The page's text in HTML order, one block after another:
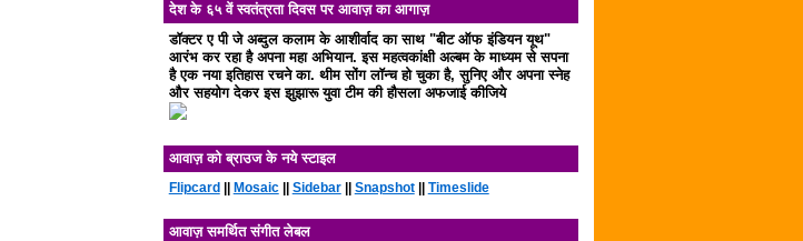
देश के ६५ वें स्वतंत्रता दिवस पर आवाज़ का आगाज़
डॉक्टर ए पी जे अब्दुल कलाम के आशीर्वाद का साथ "बीट ऑफ इंडियन यूथ"
आरंभ कर रहा है अपना महा अभियान. इस महत्वकांक्षी अल्बम के माध्यम से सपना
है एक नया इतिहास रचने का. थीम सोंग लॉन्च हो चुका है, सुनिए और अपना स्नेह
और सहयोग देकर इस झुझारू युवा टीम की हौसला अफजाई कीजिये
आवाज़ को ब्राउज के नये स्टाइल
Flipcard Mosaic|| Sidebar|| Snapshot|| Timeslide
आवाज़ समर्थित संगीत लेबल